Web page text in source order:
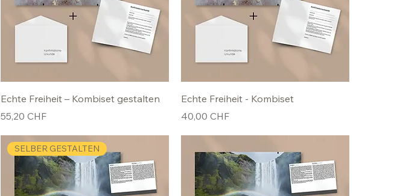
Echte Freiheit – Kombiset gestalten
Preis
55,20 CHF
Echte Freiheit - Kombiset
Preis
40,00 CHF
SELBER GESTALTEN